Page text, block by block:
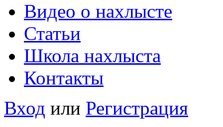
Видео о нахлысте
Статьи
Школа нахлыста
Контакты
Вход или Регистрация